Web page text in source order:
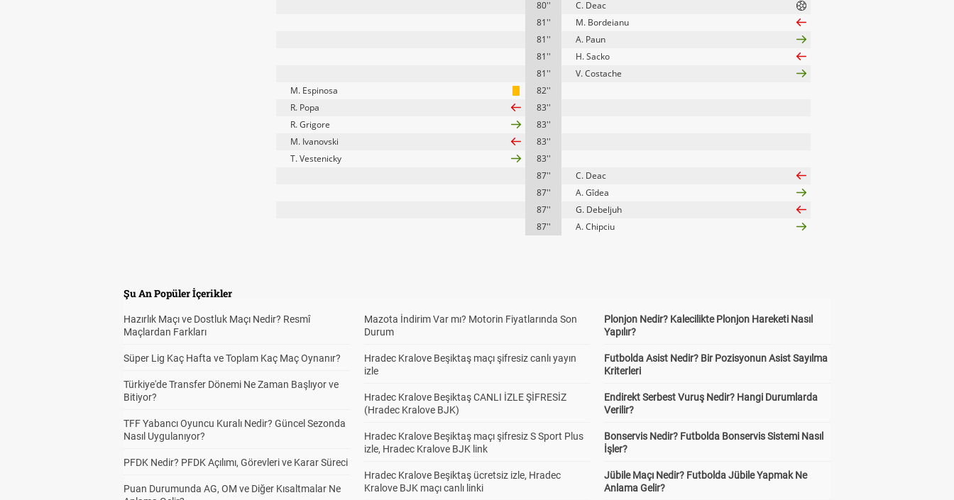
80''
C. Deac
81''
M. Bordeianu
81''
A. Paun
81''
H. Sacko
81''
V. Costache
M. Espinosa
82''
R. Popa
83''
R. Grigore
83''
M. Ivanovski
83''
T. Vestenicky
83''
87''
C. Deac
87''
A. Gîdea
87''
G. Debeljuh
87''
A. Chipciu
Şu An Popüler İçerikler
Hazırlık Maçı ve Dostluk Maçı Nedir? Resmî
Maçlardan Farkları
Süper Lig Kaç Hafta ve Toplam Kaç Maç Oynanır?
Türkiye'de Transfer Dönemi Ne Zaman Başlıyor ve
Bitiyor?
TFF Yabancı Oyuncu Kuralı Nedir? Güncel Sezonda
Nasıl Uygulanıyor?
PFDK Nedir? PFDK Açılımı, Görevleri ve Karar Süreci
Puan Durumunda AG, OM ve Diğer Kısaltmalar Ne
Mazota İndirim Var mı? Motorin Fiyatlarında Son
Durum
Hradec Kralove Beşiktaş maçı şifresiz canlı yayın
izle
Hradec Kralove Beşiktaş CANLI İZLE ŞİFRESİZ
(Hradec Kralove BJK)
Hradec Kralove Beşiktaş maçı şifresiz S Sport Plus
izle, Hradec Kralove BJK link
Hradec Kralove Beşiktaş ücretsiz izle, Hradec
Kralove BJK maçı canlı linki
Plonjon Nedir? Kalecilikte Plonjon Hareketi Nasıl
Yapılır?
Futbolda Asist Nedir? Bir Pozisyonun Asist Sayılma
Kriterleri
Endirekt Serbest Vuruş Nedir? Hangi Durumlarda
Verilir?
Bonservis Nedir? Futbolda Bonservis Sistemi Nasıl
İşler?
Jübile Maçı Nedir? Futbolda Jübile Yapmak Ne
Anlama Gelir?